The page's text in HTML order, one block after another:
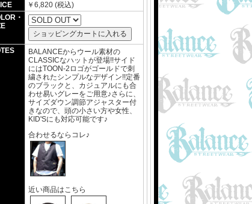
￥6,820 (税込)
・
BALANCEからウール素材の
CLASSICなハットが登場!!サイド
にはTOON-2ロゴがゴールドで刺
繍されたシンプルなデザイン!!定番
のブラックと、カジュアルにも合
わせ易いグレーをご用意♪さらに、
サイズダウン調節アジャスター付
きなので、頭の小さい方や女性、
KID'Sにも対応可能です♪
合わせるならコレ♪
近い商品はこちら